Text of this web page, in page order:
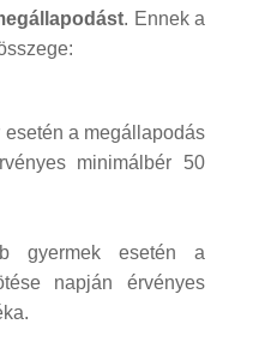
. Ennek a
a megállapodás
minimálbér 50
gyermek esetén a
napján érvényes